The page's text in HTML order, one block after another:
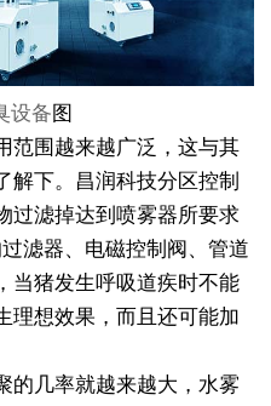
设备图
范围越来越广泛，这与其
解下。昌润科技分区控制
过滤掉达到喷雾器所要求
滤器、电磁控制阀、管道
当猪发生呼吸道疾时不能
理想效果，而且还可能加
的几率就越来越大，水雾